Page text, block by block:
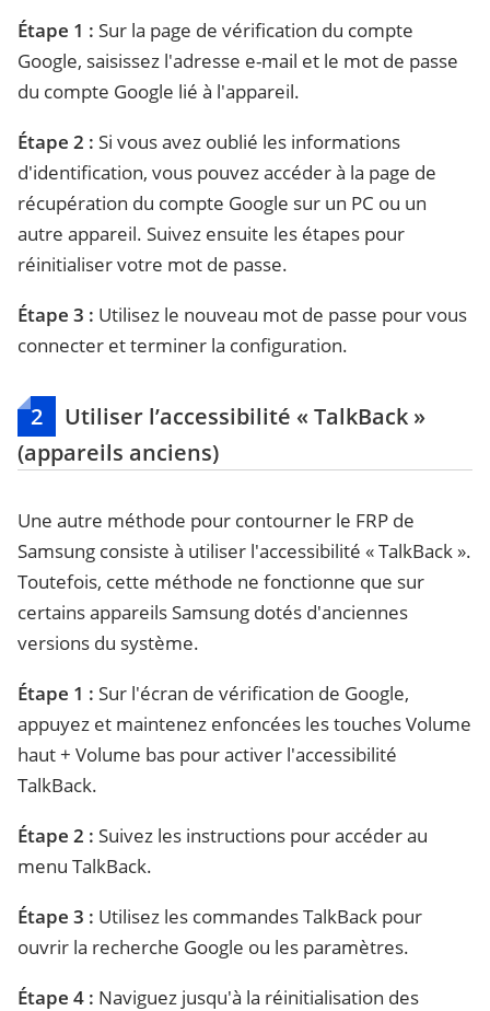
Étape 1 : Sur la page de vérification du compte
Google, saisissez l'adresse e-mail et le mot de passe
du compte Google lié à l'appareil.
Étape 2 : Si vous avez oublié les informations
d'identification, vous pouvez accéder à la page de
récupération du compte Google sur un PC ou un
autre appareil. Suivez ensuite les étapes pour
réinitialiser votre mot de passe.
Étape 3 : Utilisez le nouveau mot de passe pour vous
connecter et terminer la configuration.
2
Utiliser l’accessibilité « TalkBack »
(appareils anciens)
Une autre méthode pour contourner le FRP de
Samsung consiste à utiliser l'accessibilité « TalkBack ».
Toutefois, cette méthode ne fonctionne que sur
certains appareils Samsung dotés d'anciennes
versions du système.
Étape 1 : Sur l'écran de vérification de Google,
appuyez et maintenez enfoncées les touches Volume
haut + Volume bas pour activer l'accessibilité
TalkBack.
Étape 2 : Suivez les instructions pour accéder au
menu TalkBack.
Étape 3 : Utilisez les commandes TalkBack pour
ouvrir la recherche Google ou les paramètres.
Étape 4 : Naviguez jusqu'à la réinitialisation des